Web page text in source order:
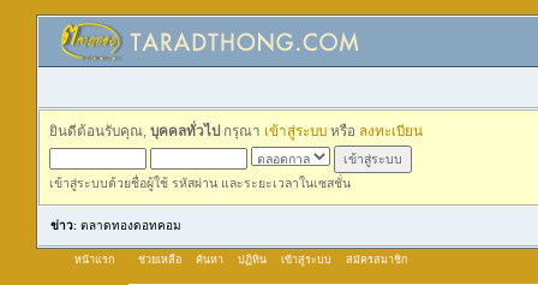
ยินดีต้อนรับคุณ, บุคคลทั่วไป กรุณา เข้าสู่ระบบ หรือ ลงทะเบียน
เข้าสู่ระบบด้วยชื่อผู้ใช้ รหัสผ่าน และระยะเวลาในเซสชั่น
ข่าว: ตลาดทองดอทคอม
หน้าแรก ช่วยเหลือ ค้นหา ปฏิทิน เข้าสู่ระบบ สมัครสมาชิก